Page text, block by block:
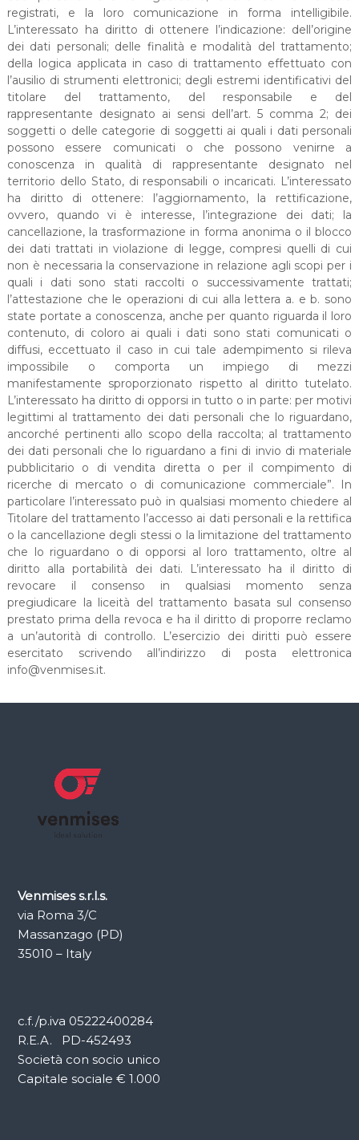
registrati, e la loro comunicazione in forma intelligibile.
L’interessato ha diritto di ottenere l’indicazione: dell’origine
dei dati personali; delle finalità e modalità del trattamento;
della logica applicata in caso di trattamento effettuato con
l’ausilio di strumenti elettronici; degli estremi identificativi del
titolare del trattamento, del responsabile e del
rappresentante designato ai sensi dell’art. 5 comma 2; dei
soggetti o delle categorie di soggetti ai quali i dati personali
possono essere comunicati o che possono venirne a
conoscenza in qualità di rappresentante designato nel
territorio dello Stato, di responsabili o incaricati. L’interessato
ha diritto di ottenere: l’aggiornamento, la rettificazione,
ovvero, quando vi è interesse, l’integrazione dei dati; la
cancellazione, la trasformazione in forma anonima o il blocco
dei dati trattati in violazione di legge, compresi quelli di cui
non è necessaria la conservazione in relazione agli scopi per i
quali i dati sono stati raccolti o successivamente trattati;
l’attestazione che le operazioni di cui alla lettera a. e b. sono
state portate a conoscenza, anche per quanto riguarda il loro
contenuto, di coloro ai quali i dati sono stati comunicati o
diffusi, eccettuato il caso in cui tale adempimento si rileva
impossibile o comporta un impiego di mezzi
manifestamente sproporzionato rispetto al diritto tutelato.
L’interessato ha diritto di opporsi in tutto o in parte: per motivi
legittimi al trattamento dei dati personali che lo riguardano,
ancorché pertinenti allo scopo della raccolta; al trattamento
dei dati personali che lo riguardano a fini di invio di materiale
pubblicitario o di vendita diretta o per il compimento di
ricerche di mercato o di comunicazione commerciale”. In
particolare l’interessato può in qualsiasi momento chiedere al
Titolare del trattamento l’accesso ai dati personali e la rettifica
o la cancellazione degli stessi o la limitazione del trattamento
che lo riguardano o di opporsi al loro trattamento, oltre al
diritto alla portabilità dei dati. L’interessato ha il diritto di
revocare il consenso in qualsiasi momento senza
pregiudicare la liceità del trattamento basata sul consenso
prestato prima della revoca e ha il diritto di proporre reclamo
a un’autorità di controllo. L’esercizio dei diritti può essere
esercitato scrivendo all’indirizzo di posta elettronica
info@venmises.it.
Venmises s.r.l.s.
via Roma 3/C
Massanzago (PD)
35010 – Italy
c.f./p.iva 05222400284
R.E.A. PD-452493
Società con socio unico
Capitale sociale € 1.000